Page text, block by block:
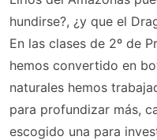
hundirse?, ¿y que el
En las clases de 2º de
hemos convertido en
naturales hemos
para profundizar más,
escogido una para